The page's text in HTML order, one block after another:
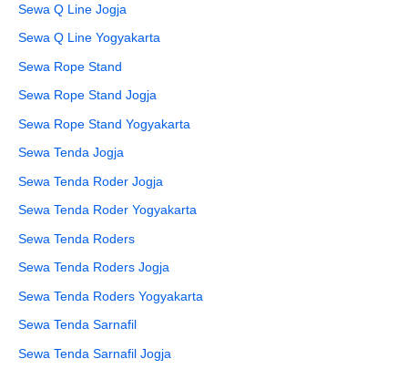
Sewa Q Line Jogja
Sewa Q Line Yogyakarta
Sewa Rope Stand
Sewa Rope Stand Jogja
Sewa Rope Stand Yogyakarta
Sewa Tenda Jogja
Sewa Tenda Roder Jogja
Sewa Tenda Roder Yogyakarta
Sewa Tenda Roders
Sewa Tenda Roders Jogja
Sewa Tenda Roders Yogyakarta
Sewa Tenda Sarnafil
Sewa Tenda Sarnafil Jogja